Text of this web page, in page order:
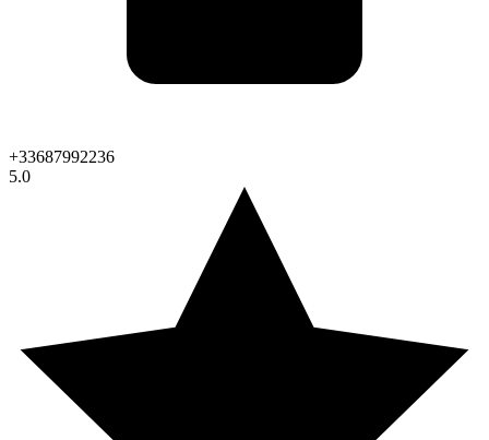
+33687992236
5.0